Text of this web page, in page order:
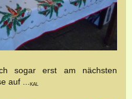
sogar erst am nächsten
auf ... KAL